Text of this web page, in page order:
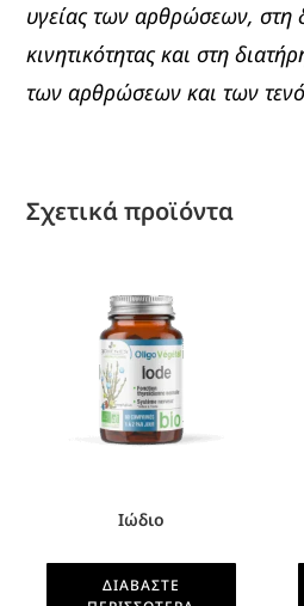
υγείας των αρθρώσεων, στη
κινητικότητας και στη
των αρθρώσεων και των
Σχετικά προϊόντα
Ιώδιο
ΔΙΑΒΆΣΤΕ